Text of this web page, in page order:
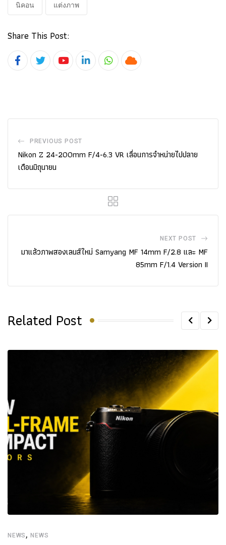
นิคอน แต่งภาพ
Share This Post:
YoutubeLinkedInWhatsapp
Cloud
PREVIOUS POST
Nikon Z 24-200mm F/4-6.3 VR เลื่อนการจำหน่ายไปปลาย
เดือนมิถุนายน
NEXT POST
มาแล้วภาพสองเลนส์ใหม่ Samyang MF 14mm F/2.8 และ MF
85mm F/1.4 Version II
Related Post
NEWS ,NEWS